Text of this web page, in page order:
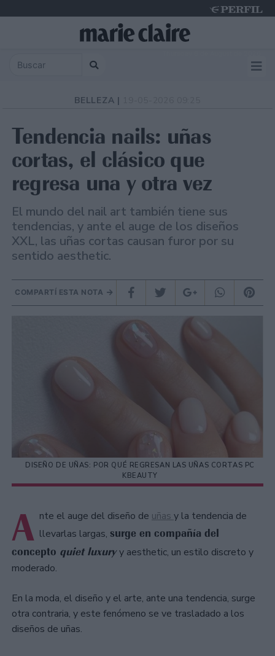
BELLEZA |
Tendencia nails: uñas
cortas, el clásico que
regresa una y otra vez
El mundo del nail art también tiene sus
tendencias, y ante el auge de los diseños
XXL, las uñas cortas causan furor por su
sentido aesthetic.
COMPARTÍ ESTA NOTA
DISEÑO DE UÑAS: POR QUÉ REGRESAN LAS UÑAS CORTAS PC
KBEAUTY
A nte el auge del diseño de uñas y la tendencia de
llevarlas largas, surge en compañía del
concepto quiet luxury y aesthetic, un estilo discreto y
moderado.
En la moda, el diseño y el arte, ante una tendencia, surge
otra contraria, y este fenómeno se ve trasladado a los
diseños de uñas.